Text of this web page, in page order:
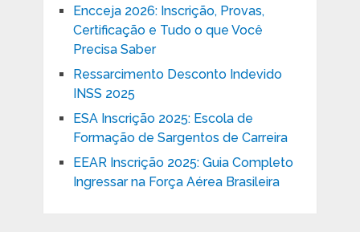
Encceja 2026: Inscrição, Provas,
Certificação e Tudo o que Você
Precisa Saber
Ressarcimento Desconto Indevido
INSS 2025
ESA Inscrição 2025: Escola de
Formação de Sargentos de Carreira
EEAR Inscrição 2025: Guia Completo
Ingressar na Força Aérea Brasileira